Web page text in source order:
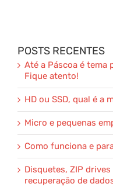
POSTS RECENTES
Até a Páscoa é tema
Fique atento!
HD ou SSD, qual é a
Micro e pequenas
Como funciona e
Disquetes, ZIP
recuperação de